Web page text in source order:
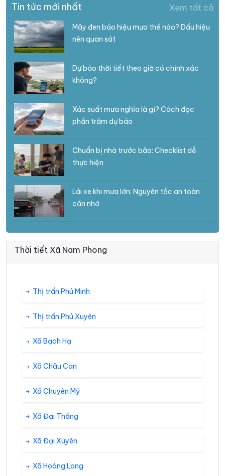
Tin tức mới nhất Xem tất cả
Mây đen báo hiệu mưa thế nào? Dấu hiệu
nên quan sát
Dự báo thời tiết theo giờ có chính xác
không?
Xác suất mưa nghĩa là gì? Cách đọc
phần trăm dự báo
Chuẩn bị nhà trước bão: Checklist dễ
thực hiện
Lái xe khi mưa lớn: Nguyên tắc an toàn
cần nhớ
Thời tiết Xã Nam Phong
Thị trấn Phú Minh
Thị trấn Phú Xuyên
Xã Bạch Hạ
Xã Châu Can
Xã Chuyên Mỹ
Xã Đại Thắng
Xã Đại Xuyên
Xã Hoàng Long